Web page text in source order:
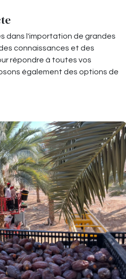
dans l'importation de grandes
connaissances et des
répondre à toutes vos
également des options de